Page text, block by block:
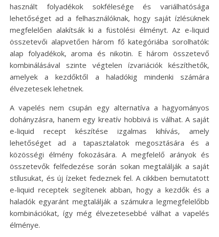
használt folyadékok sokfélesége és variálhatósága
lehetőséget ad a felhasználóknak, hogy saját ízlésüknek
megfelelően alakítsák ki a füstölési élményt. Az e-liquid
összetevői alapvetően három fő kategóriába sorolhatók:
alap folyadékok, aroma és nikotin. E három összetevő
kombinálásával szinte végtelen ízvariációk készíthetők,
amelyek a kezdőktől a haladókig mindenki számára
élvezetesek lehetnek.
A vapelés nem csupán egy alternatíva a hagyományos
dohányzásra, hanem egy kreatív hobbivá is válhat. A saját
e-liquid recept készítése izgalmas kihívás, amely
lehetőséget ad a tapasztalatok megosztására és a
közösségi élmény fokozására. A megfelelő arányok és
összetevők felfedezése során sokan megtalálják a saját
stílusukat, és új ízeket fedeznek fel. A cikkben bemutatott
e-liquid receptek segítenek abban, hogy a kezdők és a
haladók egyaránt megtalálják a számukra legmegfelelőbb
kombinációkat, így még élvezetesebbé válhat a vapelés
élménye.